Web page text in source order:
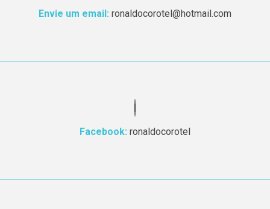
Envie um email: ronaldocorotel@hotmail.com
Facebook: ronaldocorotel